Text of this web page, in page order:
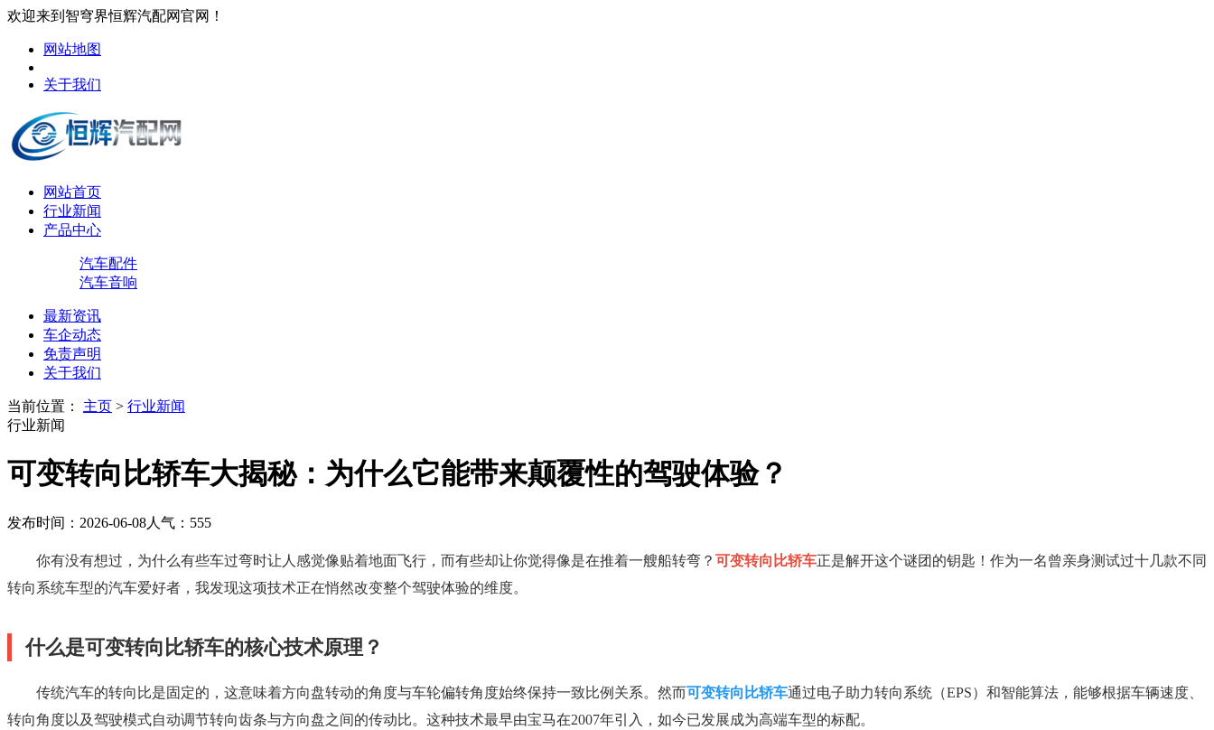
欢迎来到智穹界恒辉汽配网官网！
网站地图
关于我们
网站首页
行业新闻
产品中心
汽车配件
汽车音响
最新资讯
车企动态
免责声明
关于我们
当前位置： 主页 > 行业新闻
行业新闻
可变转向比轿车大揭秘：为什么它能带来颠覆性的驾驶体验？
发布时间：2026-06-08人气： 555
你有没有想过，为什么有些车过弯时让人感觉像贴着地面飞行，而有些却让你觉得像是在推着一艘船转弯？ 可变转向比轿车正是解开这个谜团的钥匙！作为一名曾亲身测试过十几款不同
转向系统车型的汽车爱好者，我发现这项技术正在悄然改变整个驾驶体验的维度。
什么是可变转向比轿车的核心技术原理？
传统汽车的转向比是固定的，这意味着方向盘转动的角度与车轮偏转角度始终保持一致比例关系。然而可变转向比轿车通过电子助力转向系统（EPS）和智能算法，能够根据车辆速度、
转向角度以及驾驶模式自动调节转向齿条与方向盘之间的传动比。这种技术最早由宝马在2007年引入，如今已发展成为高端车型的标配。